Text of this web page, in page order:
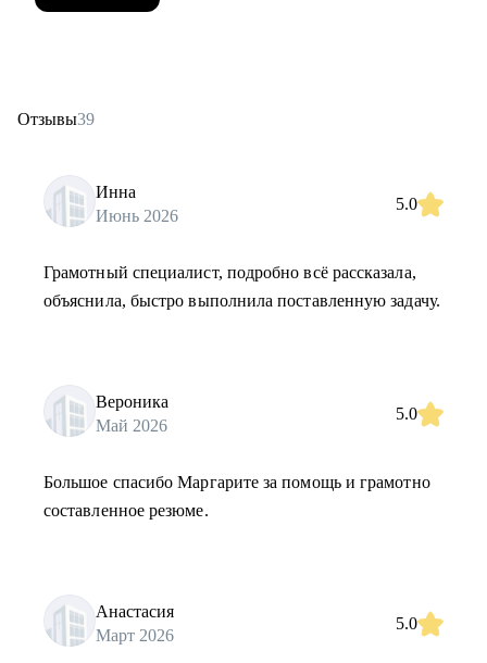
Отзывы39
Инна
Июнь 2026
5.0
Грамотный специалист, подробно всё рассказала,
объяснила, быстро выполнила поставленную задачу.
Вероника
Май 2026
5.0
Большое спасибо Маргарите за помощь и грамотно
составленное резюме.
Анастасия
Март 2026
5.0